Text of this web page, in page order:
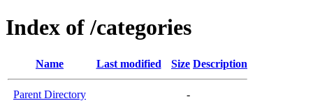
Index of /categories
Name Last modified Size Description
Parent Directory
-